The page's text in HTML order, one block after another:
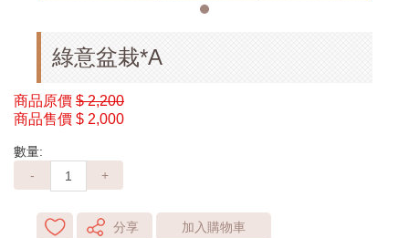
綠意盆栽*A
商品原價 $ 2,200
商品售價 $ 2,000
數量:
-
+
分享 加入購物車